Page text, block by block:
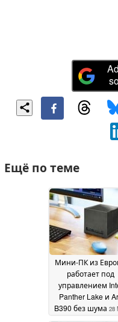
Ещё по теме
Мини-ПК из
работает под
управлением
Panther Lake и
B390 без шума 28
2026